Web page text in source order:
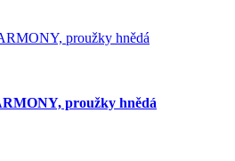
proužky hnědá